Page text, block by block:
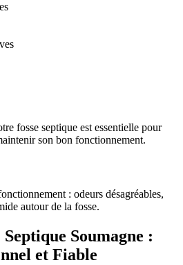
fosse septique est essentielle pour
son bon fonctionnement.
: odeurs désagréables,
autour de la fosse.
Soumagne :
et Fiable